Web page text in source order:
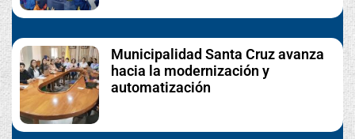
Municipalidad Santa Cruz avanza
hacia la modernización y
automatización